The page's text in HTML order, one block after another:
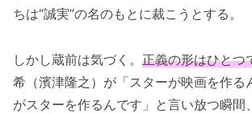
ちは“誠実”の名のもとに裁こうとする。
しかし蔵前は気づく。 正義の形はひとつ
希（濱津隆之）が「スターが映画を作る
がスターを作るんです」と言い放つ瞬間